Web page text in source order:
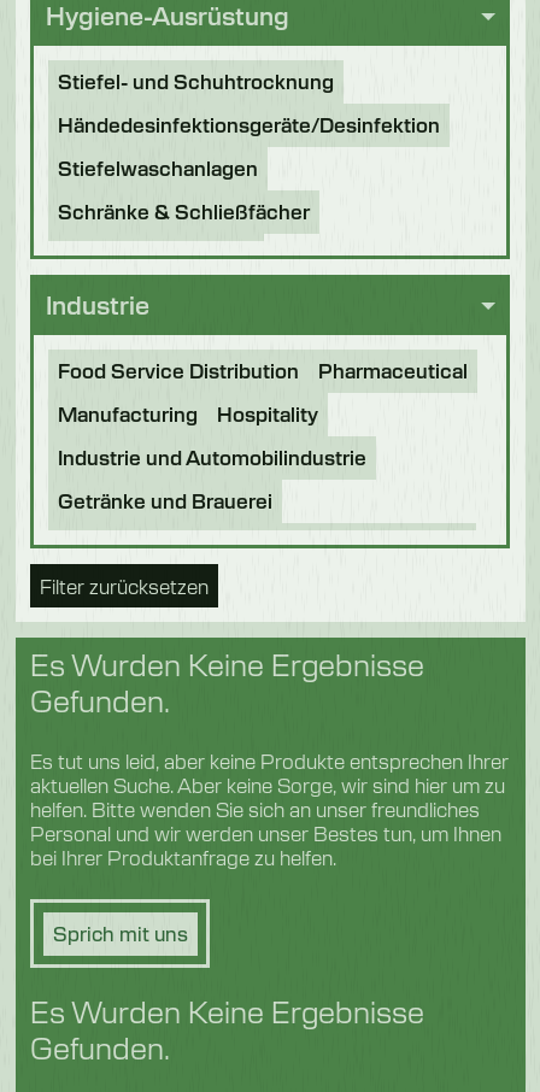
Generalüberholte Maschinen
Hygiene-Ausrüstung
Stiefel- und Schuhtrocknung
Händedesinfektionsgeräte/Desinfektion
Stiefelwaschanlagen
Schränke & Schließfächer
Messersterilisatoren
Industrie
Food Service Distribution
Pharmaceutical
Manufacturing
Hospitality
Industrie und Automobilindustrie
Getränke und Brauerei
Verarbeitung von Lebensmitteln
Bäckerei
Lebensmittel der Zukunft
Nahrung für Haustiere
Schokolade
Süßwaren
Molkerei
Fische
Obst & Gemüse
Geflügel und Fleisch
Filter zurücksetzen
Es Wurden Keine Ergebnisse
Gefunden.
Es tut uns leid, aber keine Produkte entsprechen Ihrer
aktuellen Suche. Aber keine Sorge, wir sind hier um zu
helfen. Bitte wenden Sie sich an unser freundliches
Personal und wir werden unser Bestes tun, um Ihnen
bei Ihrer Produktanfrage zu helfen.
Sprich mit uns
Es Wurden Keine Ergebnisse
Gefunden.